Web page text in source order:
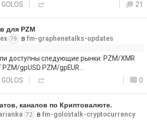
21
для PZM
79 в fm-graphenetalks-updates
доступны следующие рынки: PZM/XMR
gpUSD PZM/gpEUR…
0
каналов по Криптовалюте.
72 в fm-golostalk-cryptocurrency